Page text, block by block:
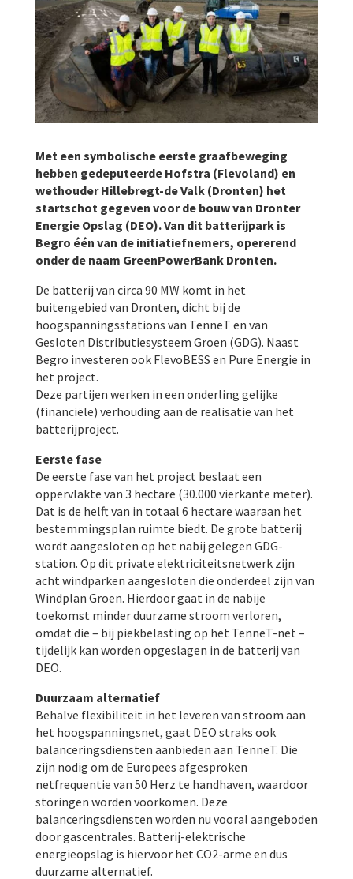
Met een symbolische eerste graafbeweging
hebben gedeputeerde Hofstra (Flevoland) en
wethouder Hillebregt-de Valk (Dronten) het
startschot gegeven voor de bouw van Dronter
Energie Opslag (DEO). Van dit batterijpark is
Begro één van de initiatiefnemers, opererend
onder de naam GreenPowerBank Dronten.
De batterij van circa 90 MW komt in het
buitengebied van Dronten, dicht bij de
hoogspanningsstations van TenneT en van
Gesloten Distributiesysteem Groen (GDG). Naast
Begro investeren ook FlevoBESS en Pure Energie in
het project.
Deze partijen werken in een onderling gelijke
(financiële) verhouding aan de realisatie van het
batterijproject.
Eerste fase
De eerste fase van het project beslaat een
oppervlakte van 3 hectare (30.000 vierkante meter).
Dat is de helft van in totaal 6 hectare waaraan het
bestemmingsplan ruimte biedt. De grote batterij
wordt aangesloten op het nabij gelegen GDG-
station. Op dit private elektriciteitsnetwerk zijn
acht windparken aangesloten die onderdeel zijn van
Windplan Groen. Hierdoor gaat in de nabije
toekomst minder duurzame stroom verloren,
omdat die – bij piekbelasting op het TenneT-net –
tijdelijk kan worden opgeslagen in de batterij van
DEO.
Duurzaam alternatief
Behalve flexibiliteit in het leveren van stroom aan
het hoogspanningsnet, gaat DEO straks ook
balanceringsdiensten aanbieden aan TenneT. Die
zijn nodig om de Europees afgesproken
netfrequentie van 50 Herz te handhaven, waardoor
storingen worden voorkomen. Deze
balanceringsdiensten worden nu vooral aangeboden
door gascentrales. Batterij-elektrische
energieopslag is hiervoor het CO2-arme en dus
duurzame alternatief.